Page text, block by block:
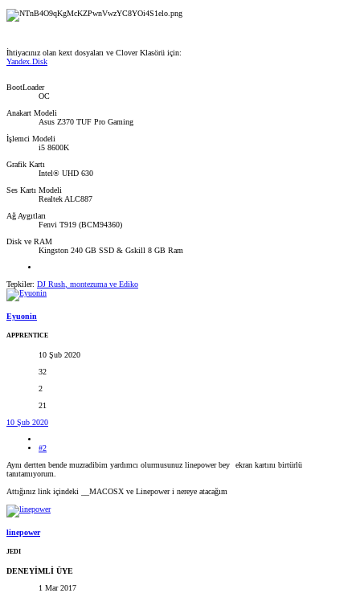
İhtiyacınız olan kext dosyaları ve Clover Klasörü için:
Yandex.Disk
BootLoader
OC
Anakart Modeli
Asus Z370 TUF Pro Gaming
İşlemci Modeli
i5 8600K
Grafik Kartı
Intel® UHD 630
Ses Kartı Modeli
Realtek ALC887
Ağ Aygıtları
Fenvi T919 (BCM94360)
Disk ve RAM
Kingston 240 GB SSD & Gskill 8 GB Ram
Tepkiler: DJ Rush montezuma ve Ediko
Eyuonin
APPRENTICE
10 Şub 2020
32
2
21
10 Şub 2020
#2
Aynı dertten bende muzradibim yardımcı olurmusunuz linepower bey
ekran kartını birtürlü
tanıtamıyorum.
Attığınız link içindeki __MACOSX ve Linepower i nereye atacağım
linepower
JEDI
DENEYİMLİ ÜYE
1 Mar 2017